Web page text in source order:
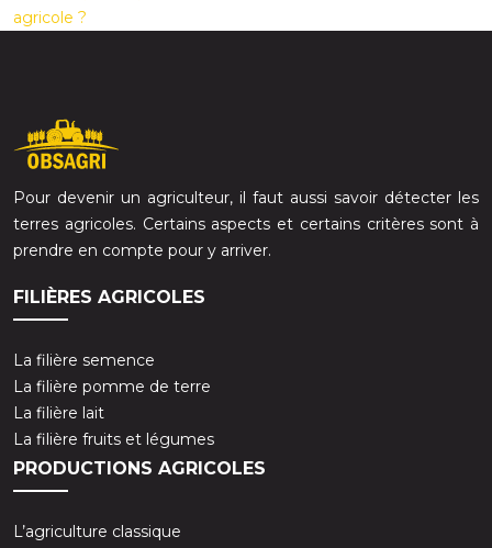
agricole ?
Pour devenir un agriculteur, il faut aussi savoir détecter les
terres agricoles. Certains aspects et certains critères sont à
prendre en compte pour y arriver.
FILIÈRES AGRICOLES
La filière semence
La filière pomme de terre
La filière lait
La filière fruits et légumes
PRODUCTIONS AGRICOLES
L’agriculture classique